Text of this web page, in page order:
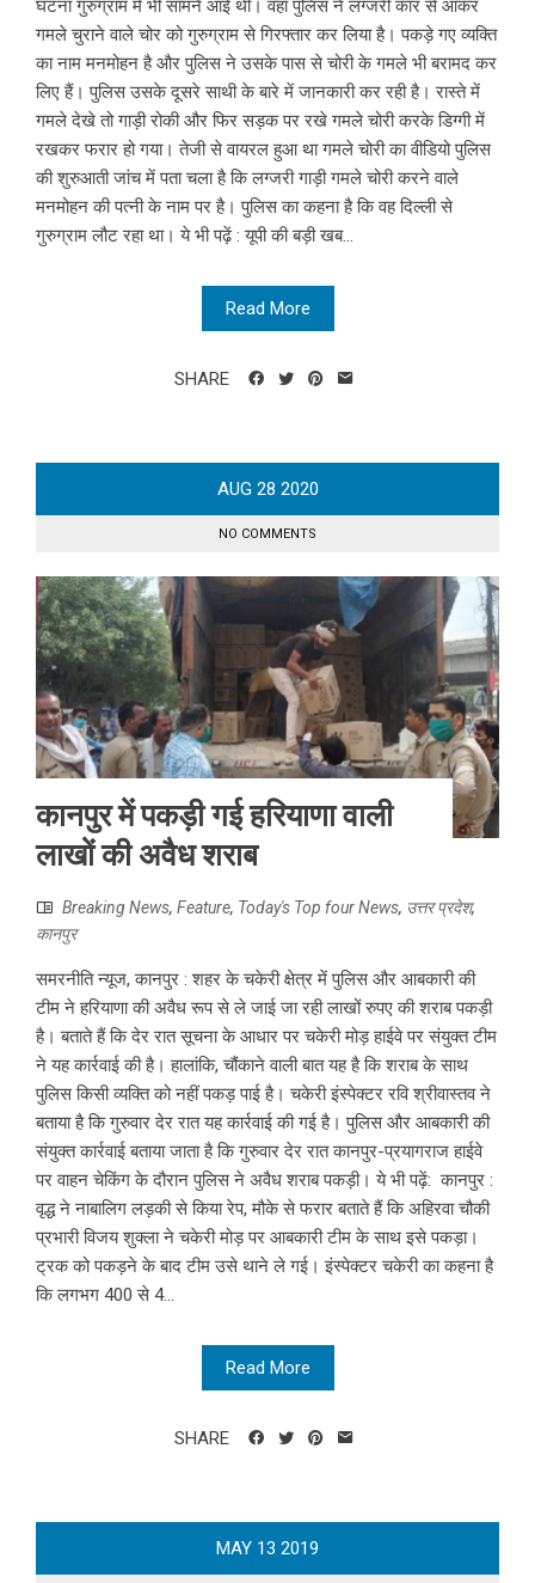
घटना गुरुग्राम में भी सामने आई थी। वहां पुलिस ने लग्जरी कार से आकर
गमले चुराने वाले चोर को गुरुग्राम से गिरफ्तार कर लिया है। पकड़े गए व्यक्ति
का नाम मनमोहन है और पुलिस ने उसके पास से चोरी के गमले भी बरामद कर
लिए हैं। पुलिस उसके दूसरे साथी के बारे में जानकारी कर रही है। रास्ते में
गमले देखे तो गाड़ी रोकी और फिर सड़क पर रखे गमले चोरी करके डिग्गी में
रखकर फरार हो गया। तेजी से वायरल हुआ था गमले चोरी का वीडियो पुलिस
की शुरुआती जांच में पता चला है कि लग्जरी गाड़ी गमले चोरी करने वाले
मनमोहन की पत्नी के नाम पर है। पुलिस का कहना है कि वह दिल्ली से
गुरुग्राम लौट रहा था। ये भी पढ़ें : यूपी की बड़ी खब...
Read More
SHARE
AUG 28 2020
NO COMMENTS
कानपुर में पकड़ी गई हरियाणा वाली
लाखों की अवैध शराब
Breaking News, Feature, Today's Top four News, उत्तर प्रदेश,
कानपुर
समरनीति न्यूज, कानपुर : शहर के चकेरी क्षेत्र में पुलिस और आबकारी की
टीम ने हरियाणा की अवैध रूप से ले जाई जा रही लाखों रुपए की शराब पकड़ी
है। बताते हैं कि देर रात सूचना के आधार पर चकेरी मोड़ हाईवे पर संयुक्त टीम
ने यह कार्रवाई की है। हालांकि, चौंकाने वाली बात यह है कि शराब के साथ
पुलिस किसी व्यक्ति को नहीं पकड़ पाई है। चकेरी इंस्पेक्टर रवि श्रीवास्तव ने
बताया है कि गुरुवार देर रात यह कार्रवाई की गई है। पुलिस और आबकारी की
संयुक्त कार्रवाई बताया जाता है कि गुरुवार देर रात कानपुर-प्रयागराज हाईवे
पर वाहन चेकिंग के दौरान पुलिस ने अवैध शराब पकड़ी। ये भी पढ़ें: कानपुर :
वृद्ध ने नाबालिग लड़की से किया रेप, मौके से फरार बताते हैं कि अहिरवा चौकी
प्रभारी विजय शुक्ला ने चकेरी मोड़ पर आबकारी टीम के साथ इसे पकड़ा।
ट्रक को पकड़ने के बाद टीम उसे थाने ले गई। इंस्पेक्टर चकेरी का कहना है
कि लगभग 400 से 4...
Read More
SHARE
MAY 13 2019